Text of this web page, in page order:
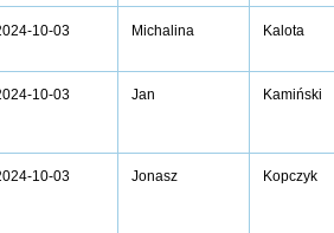
10-03 Michalina Kalota
10-03 Jan Kamiński
10-03 Jonasz Kopczyk